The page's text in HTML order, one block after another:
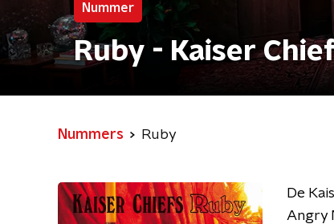
Nummer
Ruby - Kaiser
Nummers Ruby
De
Angry